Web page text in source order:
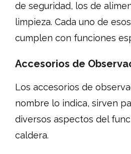
de seguridad, los de
limpieza. Cada uno de
cumplen con funciones
Accesorios de
Los accesorios de
nombre lo indica, sirven
diversos aspectos del
caldera.